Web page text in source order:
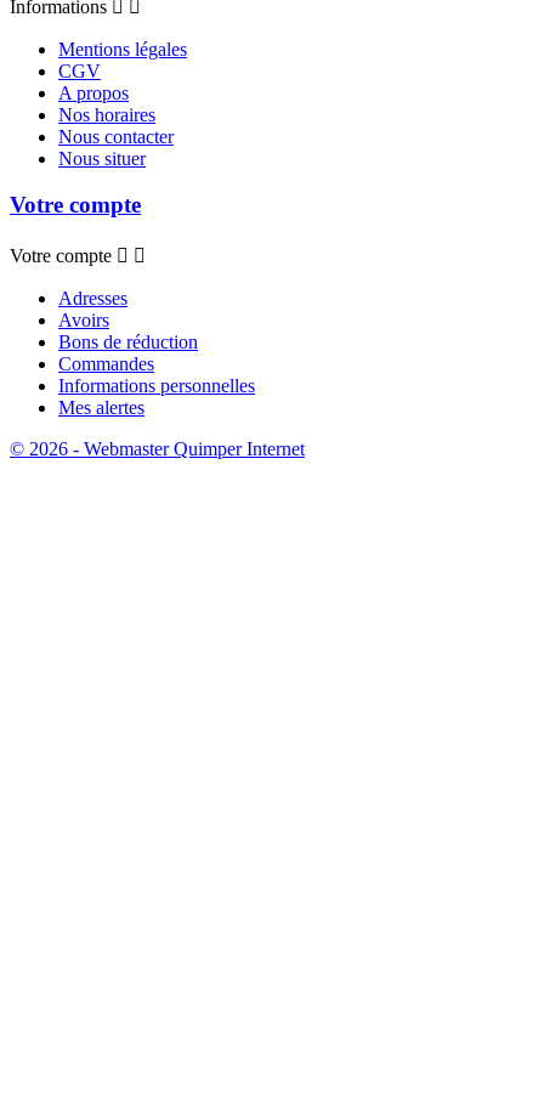
Informations  
Mentions légales
CGV
A propos
Nos horaires
Nous contacter
Nous situer
Votre compte
Votre compte  
Adresses
Avoirs
Bons de réduction
Commandes
Informations personnelles
Mes alertes
© 2026 - Webmaster Quimper Internet